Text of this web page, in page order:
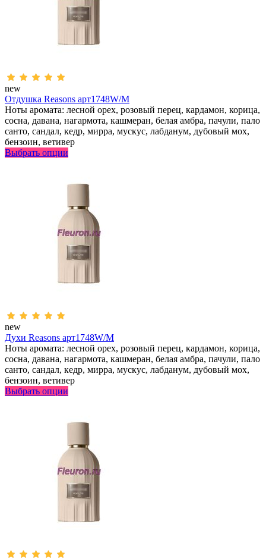
new
Отдушка Reasons арт1748W/M
Ноты аромата: лесной орех, розовый перец, кардамон, корица,
сосна, давана, нагармота, кашмеран, белая амбра, пачули, пало
санто, сандал, кедр, мирра, мускус, лабданум, дубовый мох,
бензоин, ветивер
Выбрать опции
new
Духи Reasons арт1748W/M
Ноты аромата: лесной орех, розовый перец, кардамон, корица,
сосна, давана, нагармота, кашмеран, белая амбра, пачули, пало
санто, сандал, кедр, мирра, мускус, лабданум, дубовый мох,
бензоин, ветивер
Выбрать опции